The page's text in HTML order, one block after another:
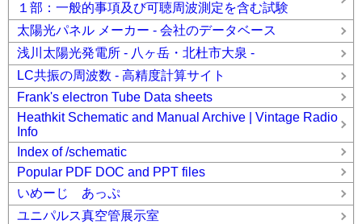
１部：一般的事項及び可聴周波測定を含む試験
太陽光パネル メーカー - 会社のデータベース
浅川太陽光発電所 - 八ヶ岳・北杜市大泉 -
LC共振の周波数 - 高精度計算サイト
Frank's electron Tube Data sheets
Heathkit Schematic and Manual Archive | Vintage Radio
Info
Index of /schematic
Popular PDF DOC and PPT files
いめーじ あっぷ
ユニパルス真空管展示室